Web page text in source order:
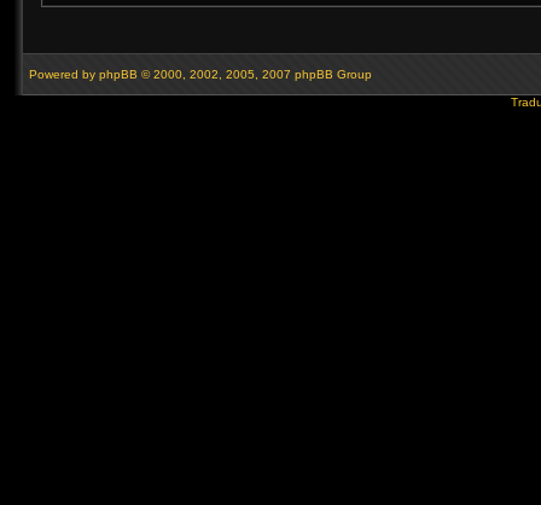
Powered by phpBB © 2000, 2002, 2005, 2007 phpBB Group